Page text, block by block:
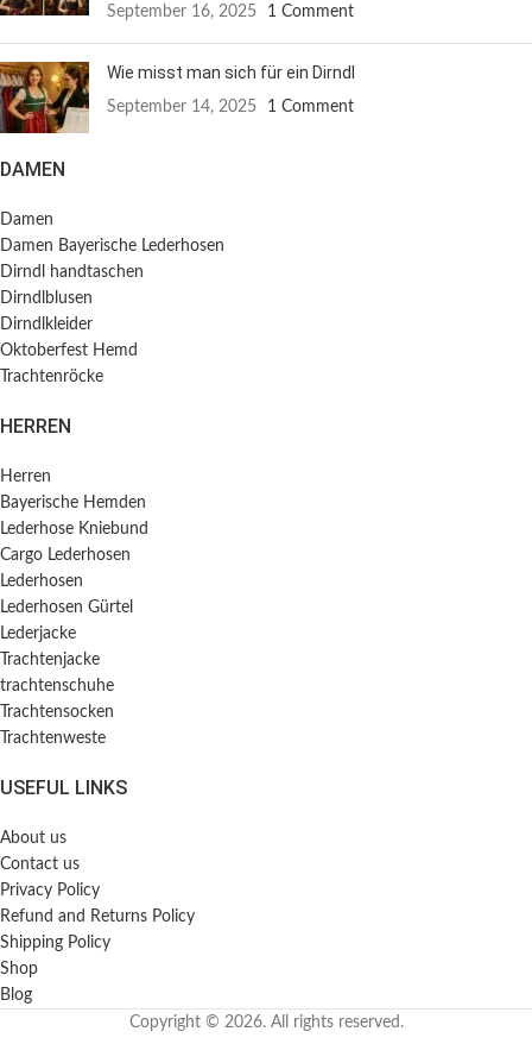
September 16, 2025 1 Comment
Wie misst man sich für ein Dirndl
September 14, 2025 1 Comment
DAMEN
Damen
Damen Bayerische Lederhosen
Dirndl handtaschen
Dirndlblusen
Dirndlkleider
Oktoberfest Hemd
Trachtenröcke
HERREN
Herren
Bayerische Hemden​
Lederhose Kniebund
Cargo Lederhosen
Lederhosen
Lederhosen Gürtel
Lederjacke
Trachtenjacke
trachtenschuhe
Trachtensocken
Trachtenweste
USEFUL LINKS
About us
Contact us
Privacy Policy
Refund and Returns Policy
Shipping Policy
Shop
Blog
Copyright © 2026. All rights reserved.